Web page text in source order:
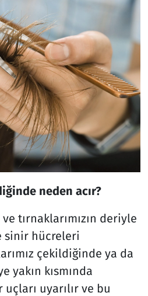
neden acır?
tırnaklarımızın deriyle
sinir hücreleri
çekildiğinde ya da
yakın kısmında
uyarılır ve bu